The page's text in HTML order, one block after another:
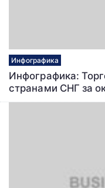
Инфографика
Инфографика:
странами СНГ за